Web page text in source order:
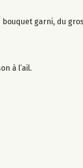
garni, du
à l’ail.